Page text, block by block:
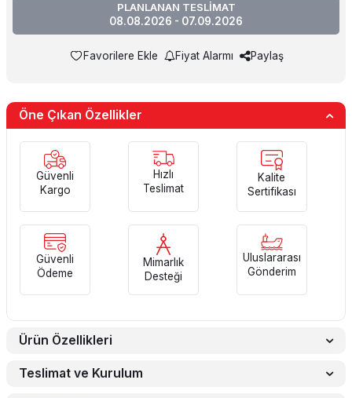
PLANLANAN TESLİMAT
08.08.2026 - 07.09.2026
Favorilere Ekle Fiyat Alarmı Paylaş
Öne Çıkan Özellikler
Güvenli
Kargo
Hızlı
Teslimat
Kalite
Sertifikası
Güvenli
Ödeme
Mimarlık
Desteği
Uluslararası
Gönderim
Ürün Özellikleri
Teslimat ve Kurulum